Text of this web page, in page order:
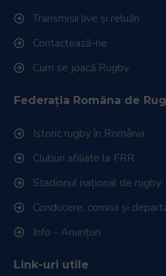
Transmisii live și reluări
Contactează-ne
Cum se joacă Rugby
Federația Româna de
Istoric rugby în România
Cluburi afiliate la FRR
Stadionul național de rugby
Conducere, comisii și
Info - Anunțuri
Link-uri utile